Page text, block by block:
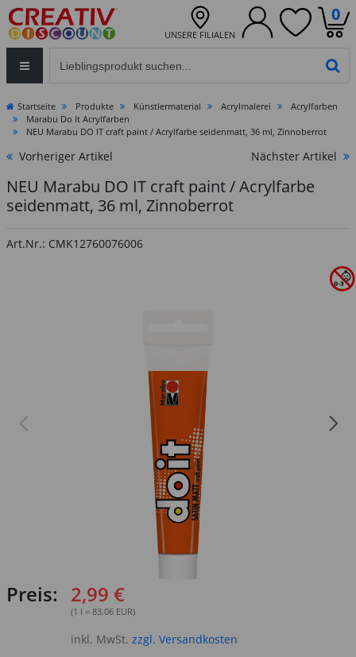
UNSERE FILIALEN
0
Startseite Produkte Künstlermaterial Acrylmalerei
Acrylfarben
Marabu Do It Acrylfarben
NEU Marabu DO IT craft paint / Acrylfarbe seidenmatt, 36 ml, Zinnoberrot
Vorheriger Artikel Nächster Artikel
NEU Marabu DO IT craft paint / Acrylfarbe
seidenmatt, 36 ml, Zinnoberrot
Art.Nr.: CMK12760076006
Preis: 2,99 €
(1 l = 83.06 EUR)
inkl. MwSt. zzgl. Versandkosten